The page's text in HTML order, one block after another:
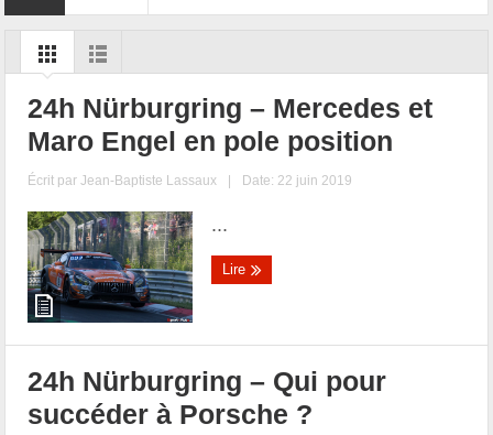
24h Nürburgring – Mercedes et
Maro Engel en pole position
Écrit parJean-Baptiste Lassaux | Date: 22 juin 2019
...
Lire
24h Nürburgring – Qui pour
succéder à Porsche ?